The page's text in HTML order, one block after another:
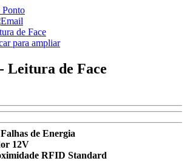
Ponto
para ampliar
Leitura de Face
de Energia
12V
RFID Standard